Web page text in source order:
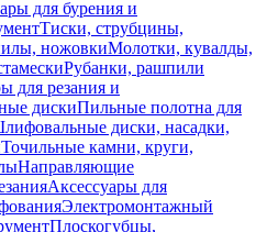
для бурения и
Тиски, струбцины,
ножовкиМолотки, кувалды,
Рубанки, рашпили
для резания и
дискиПильные полотна для
диски, насадки,
Точильные камни, круги,
Направляющие
Аксессуары для
Электромонтажный
Плоскогубцы,